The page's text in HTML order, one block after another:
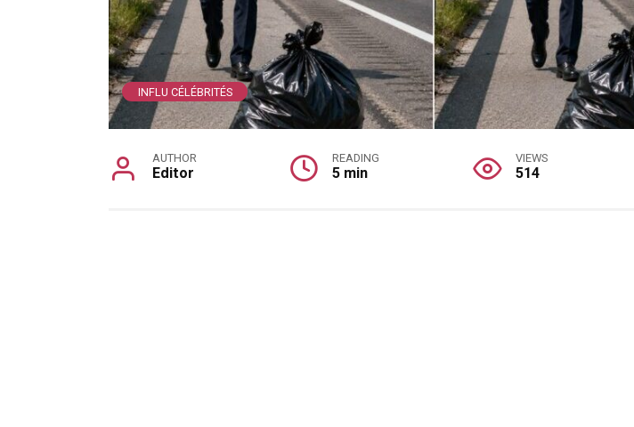
INFLU CÉLÉBRITÉS
AUTHOR
Editor
READING
5 min
VIEWS
514